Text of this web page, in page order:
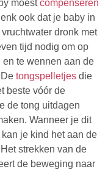
moestcompenseren
ook dat je baby in
dronk met
tijd nodig om op
en te wennen aan de
tongspelletjes die
beste vóór de
de tong uitdagen
Wanneer je dit
je kind het aan de
strekken van de
de beweging naar